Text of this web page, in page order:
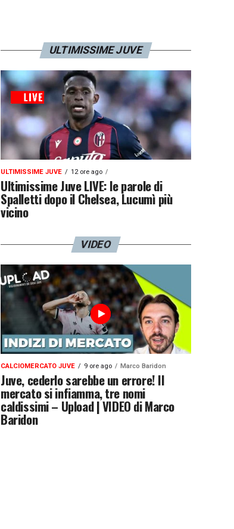
ULTIMISSIME JUVE
ULTIMISSIME JUVE 12 ore ago
Ultimissime Juve LIVE: le parole di
Spalletti dopo il Chelsea, Lucumì più
vicino
VIDEO
CALCIOMERCATO JUVE 9 ore ago Marco Baridon
Juve, cederlo sarebbe un errore! Il
mercato si infiamma, tre nomi
caldissimi – Upload | VIDEO di Marco
Baridon